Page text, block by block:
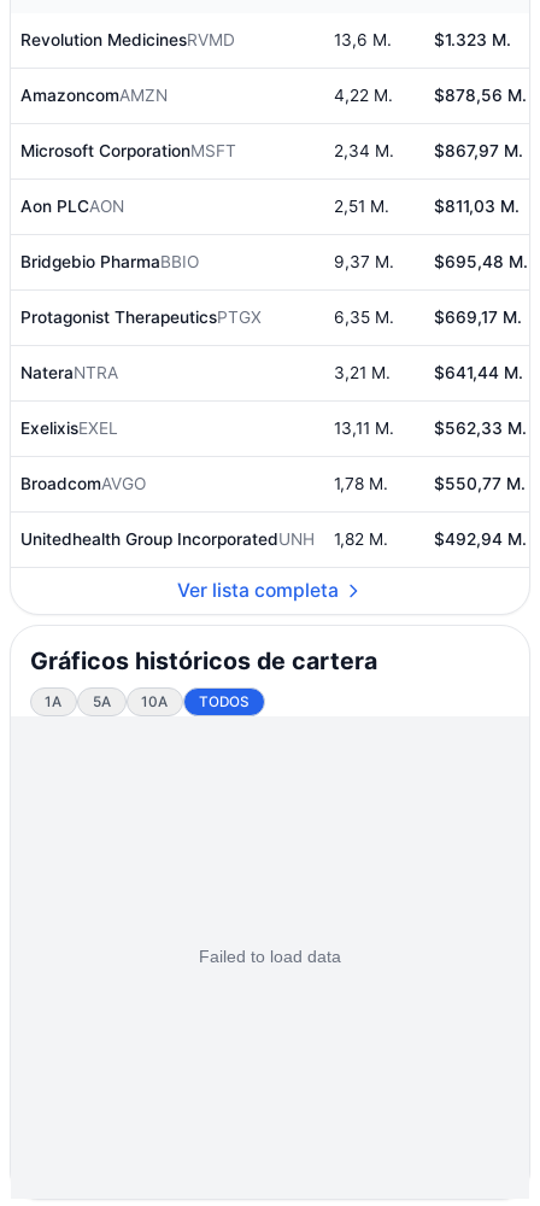
Revolution MedicinesRVMD 13,6 M. $1.323 M.
AmazoncomAMZN 4,22 M. $878,56 M.
Microsoft CorporationMSFT 2,34 M. $867,97 M.
Aon PLCAON 2,51 M. $811,03 M.
Bridgebio PharmaBBIO 9,37 M. $695,48 M.
Protagonist TherapeuticsPTGX 6,35 M. $669,17 M.
NateraNTRA 3,21 M. $641,44 M.
ExelixisEXEL 13,11 M. $562,33 M.
BroadcomAVGO 1,78 M. $550,77 M.
Unitedhealth Group IncorporatedUNH 1,82 M. $492,94 M.
Ver lista completa
Gráficos históricos de cartera
1A 5A 10A TODOS